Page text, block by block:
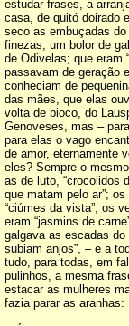
estudar frases, a
casa, de quitó doirado
seco as embuçadas
finezas; um bolor de
de Odivelas; que eram
passavam de geração
conheciam de
das mães, que elas
volta de bioco, do
Genoveses, mas –
para elas o vago
de amor, eternamente
eles? Sempre o
as de luto, “crocolidos
que matam pelo ar”;
“ciúmes da vista”; os
eram “jasmins de
galgava as escadas do
subiam anjos”, – e a
tudo, para todas, em
pulinhos, a mesma
estacar as mulheres
fazia parar as aranhas: